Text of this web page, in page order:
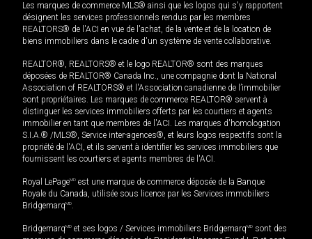
Les marques de commerce MLS® ainsi que les logos qui s'y rapportent
désignent les services professionnels rendus par les membres
REALTORS® de l'ACI en vue de l'achat, de la vente et de la location de
biens immobiliers dans le cadre d'un système de vente collaborative.
REALTOR®, REALTORS® et le logo REALTOR® sont des marques
déposées de REALTOR® Canada Inc., une compagnie dont la National
Association of REALTORS® et l'Association canadienne de l’immobilier
sont propriétaires. Les marques de commerce REALTOR® servent à
distinguer les services immobiliers offerts par les courtiers et agents
immobilier en tant que membres de l'ACI. Les marques d'homologation
S.I.A.® /MLS®, Service inter-agences®, et leurs logos respectifs sont la
propriété de l'ACI, et ils servent à identifier les services immobiliers que
fournissent les courtiers et agents membres de l'ACI.
Royal LePageMD est une marque de commerce déposée de la Banque
Royale du Canada, utilisée sous licence par les Services immobiliers
BridgemarqMD.
BridgemarqMD et ses logos / Services immobiliers BridgemarqMD sont des